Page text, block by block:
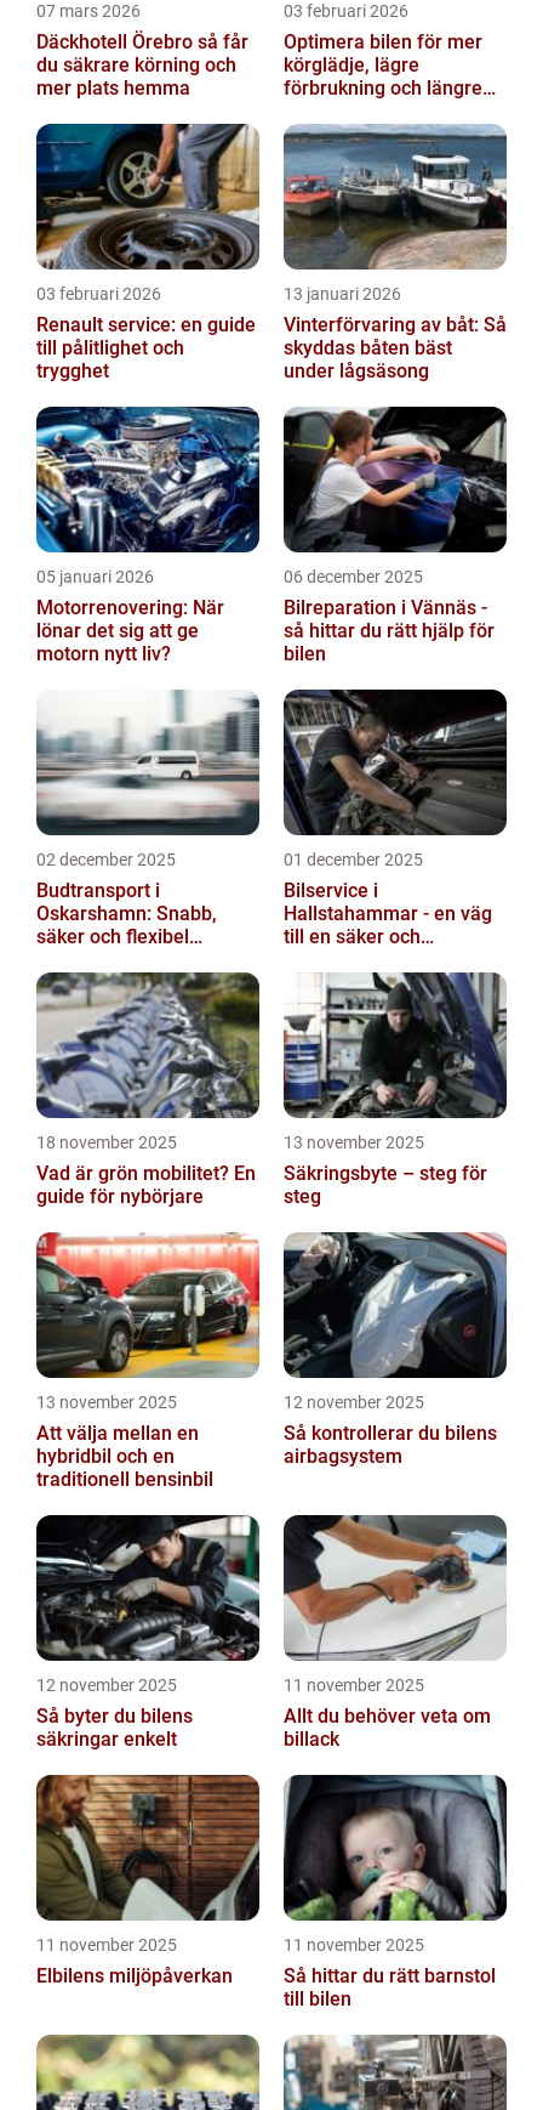
07 mars 2026
Däckhotell Örebro så får
du säkrare körning och
mer plats hemma
03 februari 2026
Optimera bilen för mer
körglädje, lägre
förbrukning och längre
03 februari 2026
Renault service: en guide
till pålitlighet och
trygghet
13 januari 2026
Vinterförvaring av båt: Så
skyddas båten bäst
under lågsäsong
05 januari 2026
Motorrenovering: När
lönar det sig att ge
motorn nytt liv?
06 december 2025
Bilreparation i Vännäs -
så hittar du rätt hjälp för
bilen
02 december 2025
Budtransport i
Oskarshamn: Snabb,
säker och flexibel
01 december 2025
Bilservice i
Hallstahammar - en väg
till en säker och
18 november 2025
Vad är grön mobilitet? En
guide för nybörjare
13 november 2025
Säkringsbyte – steg för
steg
13 november 2025
Att välja mellan en
hybridbil och en
traditionell bensinbil
12 november 2025
Så kontrollerar du bilens
airbagsystem
12 november 2025
Så byter du bilens
säkringar enkelt
11 november 2025
Allt du behöver veta om
billack
11 november 2025
Elbilens miljöpåverkan
11 november 2025
Så hittar du rätt barnstol
till bilen